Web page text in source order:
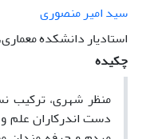
سید امیر منصوری
استادیار دانشکده
چکیده
منظر شهری، ترکیب
دست اندرکاران علم و